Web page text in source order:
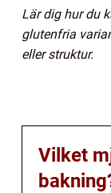
Lär dig hur du
glutenfria
eller struktur.
Vilket